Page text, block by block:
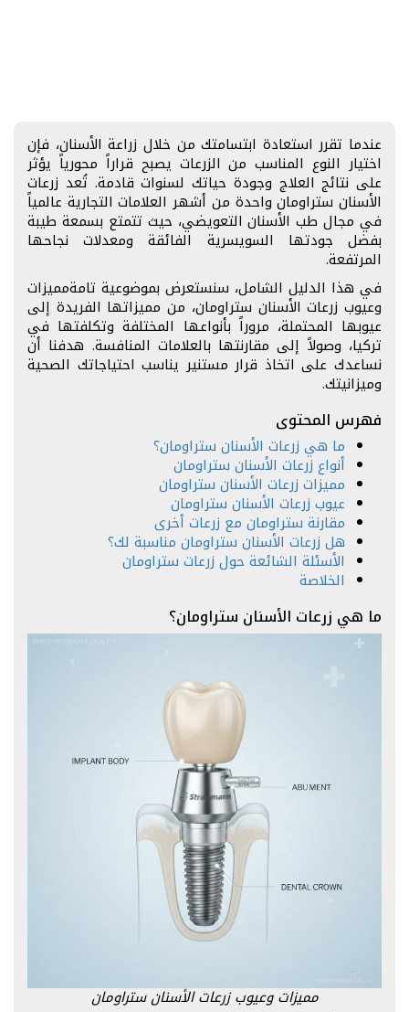
عندما تقرر استعادة ابتسامتك من خلال زراعة الأسنان، فإن
اختيار النوع المناسب من الزرعات يصبح قراراً محورياً يؤثر
على نتائج العلاج وجودة حياتك لسنوات قادمة. تُعد زرعات
الأسنان ستراومان واحدة من أشهر العلامات التجارية عالمياً
في مجال طب الأسنان التعويضي، حيث تتمتع بسمعة طيبة
بفضل جودتها السويسرية الفائقة ومعدلات نجاحها
المرتفعة.
في هذا الدليل الشامل، سنستعرض بموضوعية تامةمميزات
وعيوب زرعات الأسنان ستراومان، من مميزاتها الفريدة إلى
عيوبها المحتملة، مروراً بأنواعها المختلفة وتكلفتها في
تركيا، وصولاً إلى مقارنتها بالعلامات المنافسة. هدفنا أن
نساعدك على اتخاذ قرار مستنير يناسب احتياجاتك الصحية
وميزانيتك.
فهرس المحتوى
ما هي زرعات الأسنان ستراومان؟
أنواع زرعات الأسنان ستراومان
مميزات زرعات الأسنان ستراومان
عيوب زرعات الأسنان ستراومان
مقارنة ستراومان مع زرعات أخرى
هل زرعات الأسنان ستراومان مناسبة لك؟
الأسئلة الشائعة حول زرعات ستراومان
الخلاصة
ما هي زرعات الأسنان ستراومان؟
مميزات وعيوب زرعات الأسنان ستراومان